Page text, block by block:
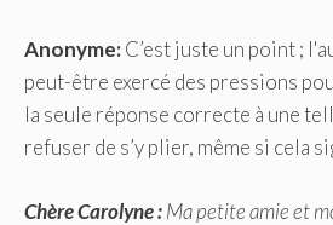
Anonyme:C’est juste un point ;
peut-être exercé des pressions
la seule réponse correcte à une
refuser de s’y plier, même si cela
Chère Carolyne :Ma petite amie et